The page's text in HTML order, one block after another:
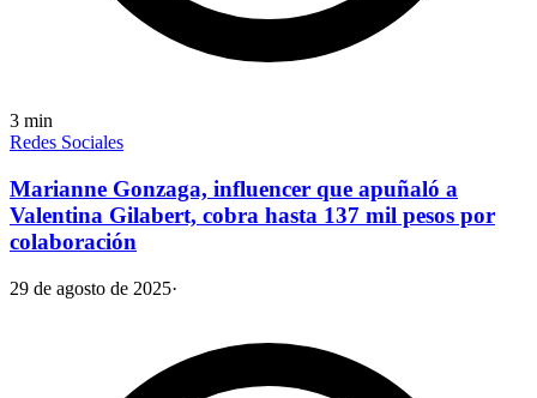
3 min
Redes Sociales
Marianne Gonzaga, influencer que apuñaló a
Valentina Gilabert, cobra hasta 137 mil pesos por
colaboración
29 de agosto de 2025·